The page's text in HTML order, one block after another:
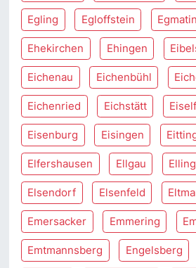
Egling Egloffstein
Ehekirchen Ehingen
Eichenau Eichenbühl
Eichenried Eichstätt
Eisenburg Eisingen
Elfershausen Ellgau
Elsendorf Elsenfeld
Emersacker Emmering
Emtmannsberg Engelsberg